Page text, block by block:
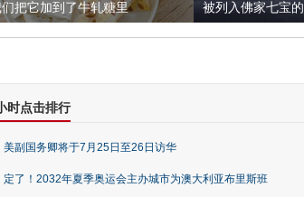
糖里 被列入佛家七宝的它到底有多美？
时点击排行
美副国务卿将于7月25日至26日访华
定了！2032年夏季奥运会主办城市为澳大利亚布里斯班